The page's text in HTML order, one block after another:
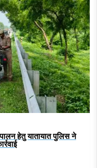
हेतु यातायात पुलिस ने